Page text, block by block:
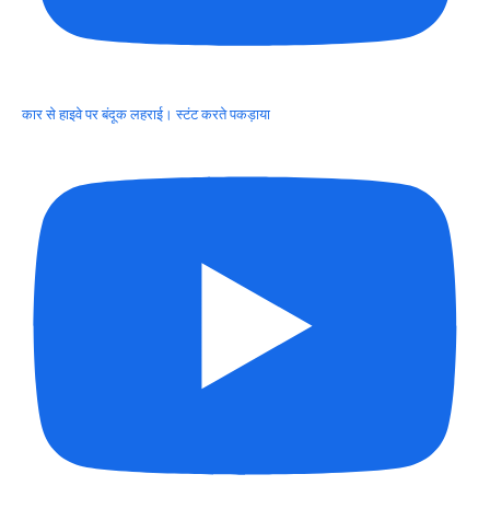
कार से हाइवे पर बंदूक लहराई। स्टंट करते पकड़ाया